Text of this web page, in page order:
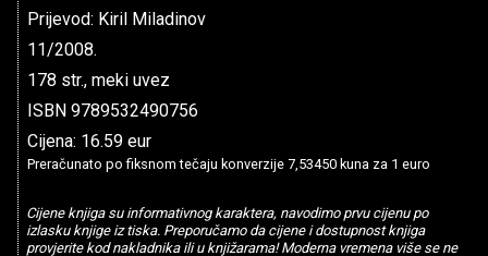
Prijevod: Kiril Miladinov
11/2008.
178 str., meki uvez
ISBN 9789532490756
Cijena: 16.59 eur
Preračunato po fiksnom tečaju konverzije 7,53450 kuna za 1 euro
Cijene knjiga su informativnog karaktera, navodimo prvu cijenu po
izlasku knjige iz tiska. Preporučamo da cijene i dostupnost knjiga
provjerite kod nakladnika ili u knjižarama! Moderna vremena više se ne